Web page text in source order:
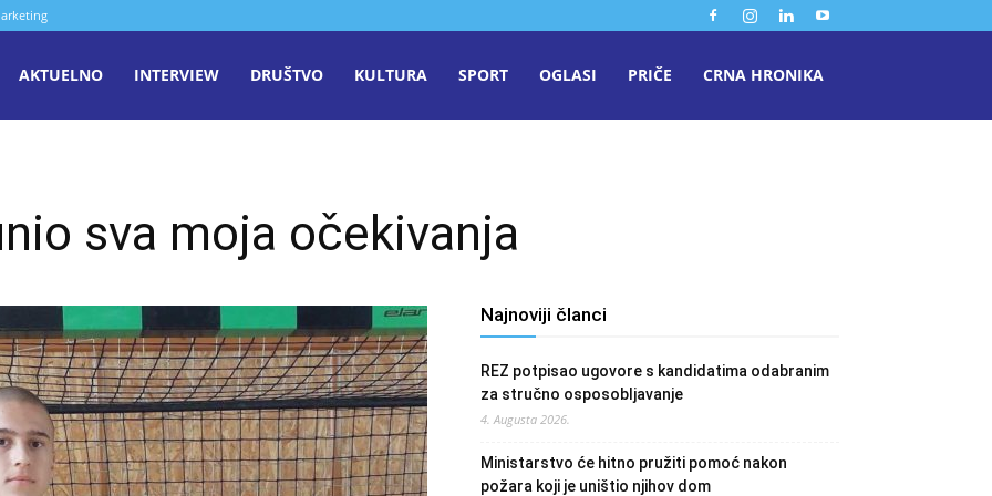
AKTUELNO INTERVIEW DRUŠTVO KULTURA SPORT OGLASI PRIČE CRNA HRONIKA
sva moja očekivanja
Najnoviji članci
REZ potpisao ugovore s kandidatima odabranim
za stručno osposobljavanje
4. Augusta 2026.
Ministarstvo će hitno pružiti pomoć nakon
požara koji je uništio njihov dom